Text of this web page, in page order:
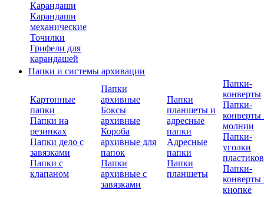
Карандаши
Карандаши
механические
Точилки
Грифели для
карандашей
Папки и системы архивации
Картонные
папки
Папки на
резинках
Папки дело с
завязками
Папки с
клапаном
Папки
архивные
Боксы
архивные
Короба
архивные для
папок
Папки
архивные с
завязками
Папки
планшеты и
адресные
папки
Адресные
папки
Папки
планшеты
Папки-
конверты
Папки-
конверты
молнии
Папки-
уголки
Папки-
конверты
кнопке